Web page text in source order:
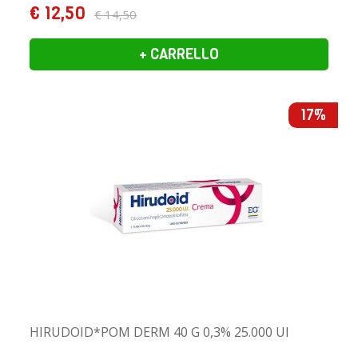
€ 12,50 € 14,50
+ CARRELLO
17%
HIRUDOID*POM DERM 40 G 0,3% 25.000 UI